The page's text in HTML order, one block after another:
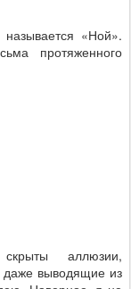
«Ной».
протяженного
аллюзии,
выводящие из